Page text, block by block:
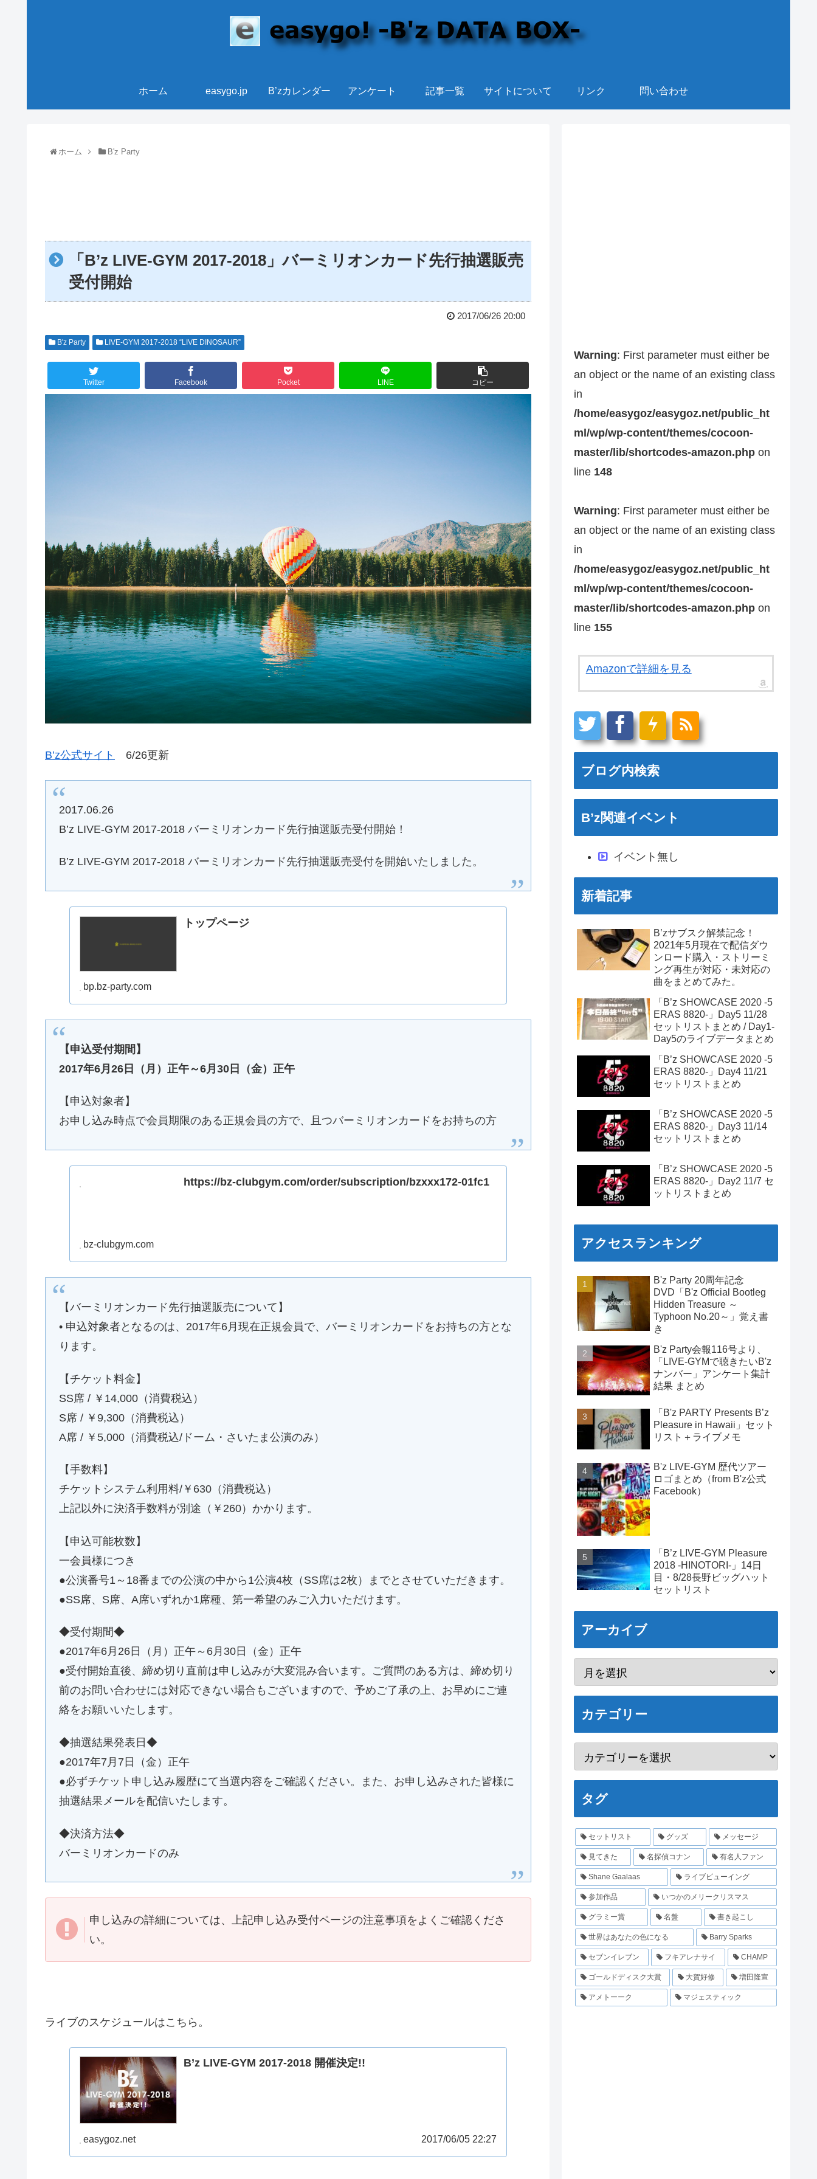
ホーム easygo.jp B’zカレンダー アンケート 記事一覧 サイトについて リンク 問い合わせ
ホーム B'z Party
「B’z LIVE-GYM 2017-2018」バーミリオンカード先行抽選販売
受付開始
2017/06/26 20:00
B'z Party LIVE-GYM 2017-2018 “LIVE DINOSAUR”
Twitter Facebook Pocket LINE コピー
B’z公式サイト 6/26更新
2017.06.26
B’z LIVE-GYM 2017-2018 バーミリオンカード先行抽選販売受付開始！
B’z LIVE-GYM 2017-2018 バーミリオンカード先行抽選販売受付を開始いたしました。
トップページ
bp.bz-party.com
【申込受付期間】
2017年6月26日（月）正午～6月30日（金）正午
【申込対象者】
お申し込み時点で会員期限のある正規会員の方で、且つバーミリオンカードをお持ちの方
https://bz-clubgym.com/order/subscription/bzxxx172-01fc1
bz-clubgym.com
【バーミリオンカード先行抽選販売について】
• 申込対象者となるのは、2017年6月現在正規会員で、バーミリオンカードをお持ちの方とな
ります。
【チケット料金】
SS席 / ￥14,000（消費税込）
S席 / ￥9,300（消費税込）
A席 / ￥5,000（消費税込/ドーム・さいたま公演のみ）
【手数料】
チケットシステム利用料/￥630（消費税込）
上記以外に決済手数料が別途（￥260）かかります。
【申込可能枚数】
一会員様につき
●公演番号1～18番までの公演の中から1公演4枚（SS席は2枚）までとさせていただきます。
●SS席、S席、A席いずれか1席種、第一希望のみご入力いただけます。
◆受付期間◆
●2017年6月26日（月）正午～6月30日（金）正午
●受付開始直後、締め切り直前は申し込みが大変混み合います。ご質問のある方は、締め切り
前のお問い合わせには対応できない場合もございますので、予めご了承の上、お早めにご連
絡をお願いいたします。
◆抽選結果発表日◆
●2017年7月7日（金）正午
●必ずチケット申し込み履歴にて当選内容をご確認ください。また、お申し込みされた皆様に
抽選結果メールを配信いたします。
◆決済方法◆
バーミリオンカードのみ
申し込みの詳細については、上記申し込み受付ページの注意事項をよくご確認くださ
い。
ライブのスケジュールはこちら。
B’z LIVE-GYM 2017-2018 開催決定!!
easygoz.net 2017/06/05 22:27
Warning: First parameter must either be
an object or the name of an existing class
in
/home/easygoz/easygoz.net/public_ht
ml/wp/wp-content/themes/cocoon-
master/lib/shortcodes-amazon.php on
line 148
Warning: First parameter must either be
an object or the name of an existing class
in
/home/easygoz/easygoz.net/public_ht
ml/wp/wp-content/themes/cocoon-
master/lib/shortcodes-amazon.php on
line 155
Amazonで詳細を見る
ブログ内検索
B’z関連イベント
イベント無し
新着記事
B’zサブスク解禁記念！
2021年5月現在で配信ダウ
ンロード購入・ストリーミ
ング再生が対応・未対応の
曲をまとめてみた。
「B’z SHOWCASE 2020 -5
ERAS 8820-」Day5 11/28
セットリストまとめ / Day1-
Day5のライブデータまとめ
「B’z SHOWCASE 2020 -5
ERAS 8820-」Day4 11/21
セットリストまとめ
「B’z SHOWCASE 2020 -5
ERAS 8820-」Day3 11/14
セットリストまとめ
「B’z SHOWCASE 2020 -5
ERAS 8820-」Day2 11/7 セ
ットリストまとめ
アクセスランキング
B'z Party 20周年記念
DVD「B'z Official Bootleg
Hidden Treasure ～
Typhoon No.20～」覚え書
き
B'z Party会報116号より、
「LIVE-GYMで聴きたいB'z
ナンバー」アンケート集計
結果 まとめ
「B'z PARTY Presents B’z
Pleasure in Hawaii」セット
リスト＋ライブメモ
B'z LIVE-GYM 歴代ツアー
ロゴまとめ（from B'z公式
Facebook）
「B’z LIVE-GYM Pleasure
2018 -HINOTORI-」14日
目・8/28長野ビッグハット
セットリスト
アーカイブ
カテゴリー
タグ
セットリスト グッズ メッセージ
見てきた 名探偵コナン 有名人ファン
Shane Gaalaas ライブビューイング
参加作品 いつかのメリークリスマス
グラミー賞 名盤 書き起こし
世界はあなたの色になる Barry Sparks
セブンイレブン フキアレナサイ CHAMP
ゴールドディスク大賞 大賀好修 増田隆宣
アメトーーク マジェスティック